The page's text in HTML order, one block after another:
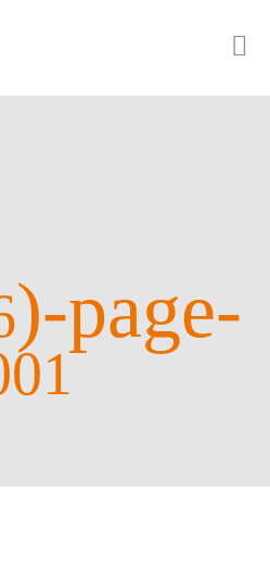
)-page-